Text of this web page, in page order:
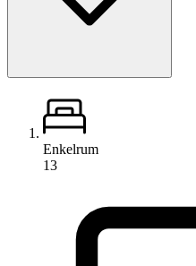
Enkelrum
13